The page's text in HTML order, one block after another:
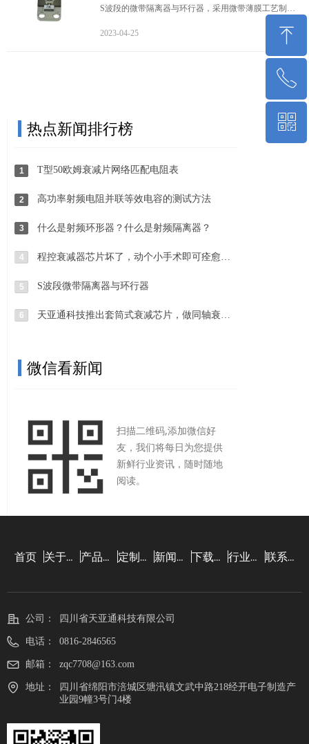
S波段的微带隔离器与环行器，采用微带薄膜工艺制作
2023-04-25
T型50欧姆衰减片网络匹配电阻表
高功率射频电阻并联等效电容的测试方法
什么是射频环形器？什么是射频隔离器？
程控衰减器芯片坏了，动个小手术即可痊愈（芯片国厂化替代）
S波段微带隔离器与环行器
天亚通科技推出套筒式衰减芯片，做同轴衰减器的厂家有福了！
1
3
2
4
5
6
热点新闻排行榜
微信看新闻
扫描二维码,添加微信好
友，我们将每日为您提供
新鲜行业资讯，随时随地
阅读。
首页 关于我们 产品中心 定制设计 新闻资讯 下载中心 行业知识 联系我们
公司： 四川省天亚通科技有限公司
电话： 0816-2846565
邮箱： zqc7708@163.com
地址：
四川省绵阳市涪城区塘汛镇文武中路218经开电子制造产
业园9幢3号门4楼
ꁸ
回到顶部
ꂅ
0816-2846565
ꀥ